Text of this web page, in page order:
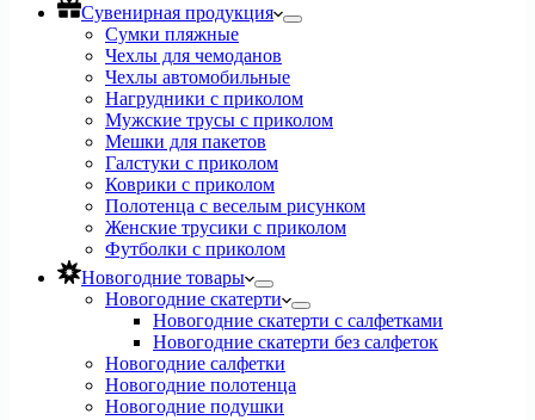
Сувенирная продукция
Сумки пляжные
Чехлы для чемоданов
Чехлы автомобильные
Нагрудники с приколом
Мужские трусы с приколом
Мешки для пакетов
Галстуки с приколом
Коврики с приколом
Полотенца с веселым рисунком
Женские трусики с приколом
Футболки с приколом
Новогодние товары
Новогодние скатерти
Новогодние скатерти с салфетками
Новогодние скатерти без салфеток
Новогодние салфетки
Новогодние полотенца
Новогодние подушки